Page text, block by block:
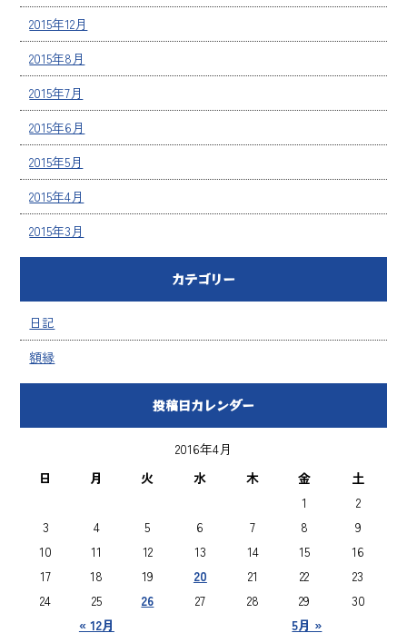
2015年12月
2015年8月
2015年7月
2015年6月
2015年5月
2015年4月
2015年3月
カテゴリー
日記
額縁
投稿日カレンダー
2016年4月
日
月 火 水 木 金 土
« 12月 5月 »
1
2
3
4 5 6 7 8
9
10
11 12 13 14 15
16
17
18 19 20 21 22
23
24
25 26 27 28 29 30